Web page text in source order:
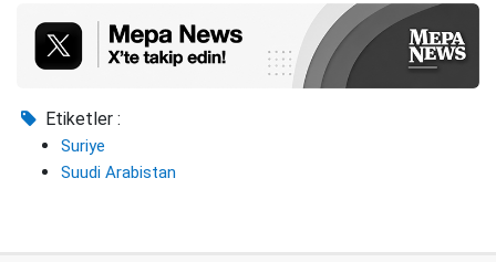
Etiketler :
Suriye
Suudi Arabistan